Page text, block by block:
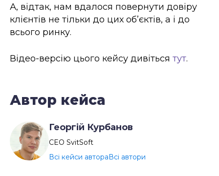
А, відтак, нам вдалося повернути довіру
клієнтів не тільки до цих об’єктів, а і до
всього ринку.
Відео-версію цього кейсу дивіться тут.
Автор кейса
Георгій Курбанов
CEO SvitSoft
Всі кейси автораВсі автори